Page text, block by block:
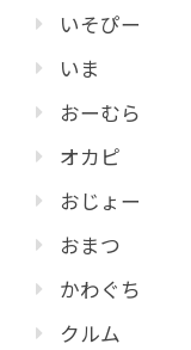
いそぴー
いま
おーむら
オカピ
おじょー
おまつ
かわぐち
クルム